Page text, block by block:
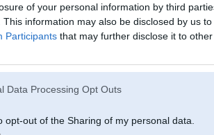
of your personal information by third
This information may also be disclosed by us
Participants that may further disclose it to other
Data Processing Opt Outs
opt-out of the Sharing of my personal data.
14. Aug 2024, 08:41
13 Aug 2024, 23:53:33@Araajzrakstīja:
E87 diferenciālim kaut kur LV maina